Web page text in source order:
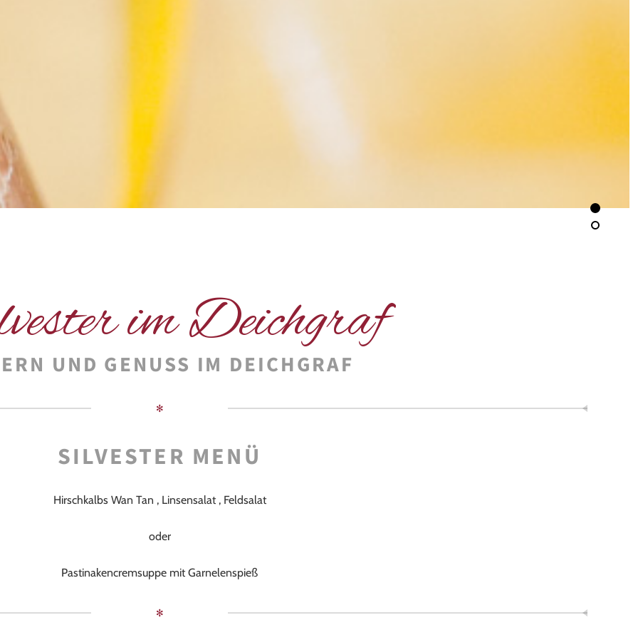
im Deichgraf
UND GENUSS IM DEICHGRAF
✻
SILVESTER MENÜ
Hirschkalbs Wan Tan , Linsensalat , Feldsalat
oder
Pastinakencremsuppe mit Garnelenspieß
✻